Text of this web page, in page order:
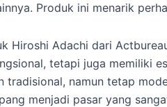
Produk ini menarik
Hiroshi Adachi dari
tetapi juga memiliki
tradisional, namun tetap
menjadi pasar yang